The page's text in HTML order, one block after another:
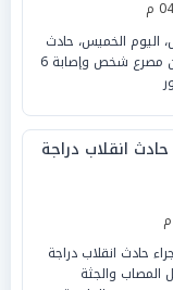
اليوم الخميس، حادث
انقلاب مروع لسيارة، مما أسفر عن مصرع شخص وإصابة 6
انقلاب دراجة
حادث انقلاب دراجة
المصاب والجثة